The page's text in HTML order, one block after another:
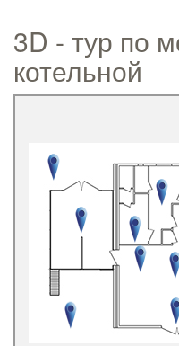
3D - тур по
котельной